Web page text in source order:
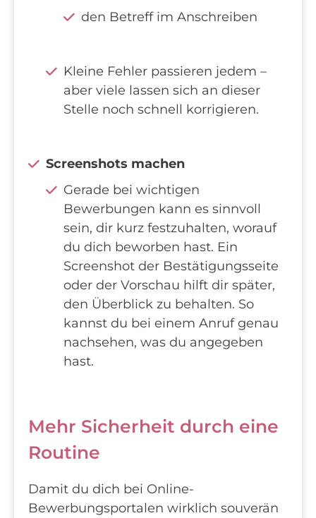
den Betreff im Anschreiben
Kleine Fehler passieren jedem –
aber viele lassen sich an dieser
Stelle noch schnell korrigieren.
Screenshots machen
Gerade bei wichtigen
Bewerbungen kann es sinnvoll
sein, dir kurz festzuhalten, worauf
du dich beworben hast. Ein
Screenshot der Bestätigungsseite
oder der Vorschau hilft dir später,
den Überblick zu behalten. So
kannst du bei einem Anruf genau
nachsehen, was du angegeben
hast.
Mehr Sicherheit durch eine
Routine
Damit du dich bei Online-
Bewerbungsportalen wirklich souverän